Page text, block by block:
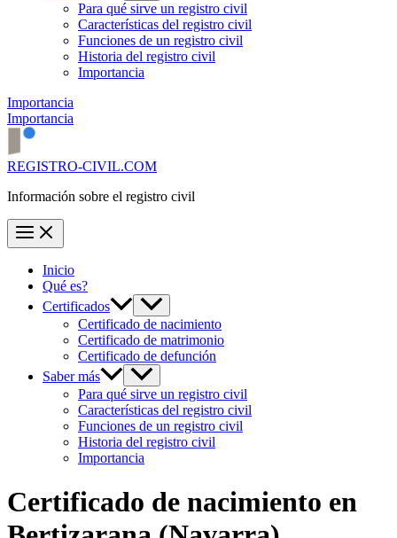
Para qué sirve un registro civil
Características del registro civil
Funciones de un registro civil
Historia del registro civil
Importancia
Importancia
Importancia
REGISTRO-CIVIL.COM
Información sobre el registro civil
Inicio
Qué es?
Certificados
Certificado de nacimiento
Certificado de matrimonio
Certificado de defunción
Saber más
Para qué sirve un registro civil
Características del registro civil
Funciones de un registro civil
Historia del registro civil
Importancia
Certificado de nacimiento en